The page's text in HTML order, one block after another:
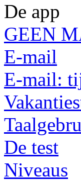
De app
GEEN
E-mail
E-mail:
De test
Niveaus